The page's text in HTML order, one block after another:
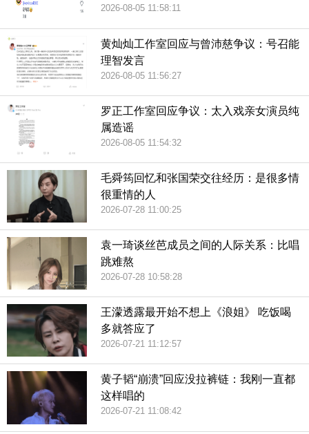
2026-08-05 11:58:11
黄灿灿工作室回应与曾沛慈争议：号召能
理智发言
2026-08-05 11:56:27
罗正工作室回应争议：太入戏亲女演员纯
属造谣
2026-08-05 11:54:32
毛舜筠回忆和张国荣交往经历：是很多情
很重情的人
2026-07-28 11:00:25
袁一琦谈丝芭成员之间的人际关系：比唱
跳难熬
2026-07-28 10:58:28
王濛透露最开始不想上《浪姐》 吃饭喝
多就答应了
2026-07-21 11:12:57
黄子韬“崩溃”回应没拉裤链：我刚一直都
这样唱的
2026-07-21 11:08:42